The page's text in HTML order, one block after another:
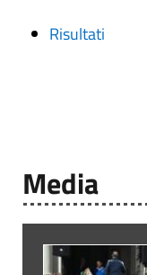
Risultati
Media